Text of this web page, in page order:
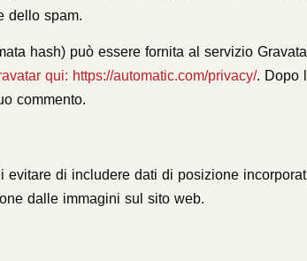
dello spam.
hash) può essere fornita al servizio
qui: https://automatic.com/privacy/. Dopo
commento.
di includere dati di posizione
dalle immagini sul sito web.